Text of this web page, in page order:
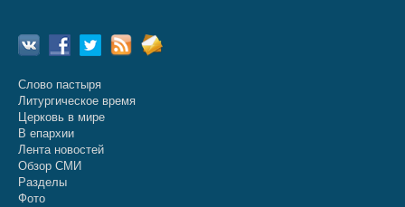
Слово пастыря
Литургическое время
Церковь в мире
В епархии
Лента новостей
Обзор СМИ
Разделы
Фото